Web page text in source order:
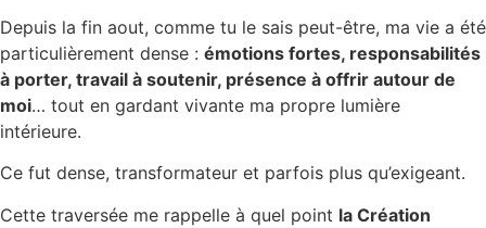
Depuis la fin aout, comme tu le sais peut-être, ma vie a été
particulièrement dense : émotions fortes, responsabilités
à porter, travail à soutenir, présence à offrir autour de
moi… tout en gardant vivante ma propre lumière
intérieure.
Ce fut dense, transformateur et parfois plus qu’exigeant.
Cette traversée me rappelle à quel point la Création